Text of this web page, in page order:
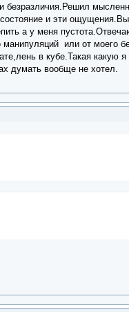
безразличия.Решил
и эти
а у меня
или от моего
в кубе.Такая какую
думать вообще не хотел.